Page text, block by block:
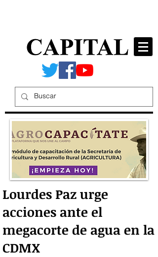
Lourdes Paz urge
acciones ante el
megacorte de agua en la
CDMX